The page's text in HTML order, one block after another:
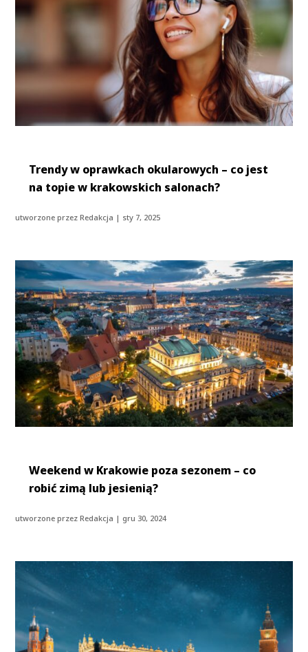
Trendy w oprawkach okularowych – co jest
na topie w krakowskich salonach?
utworzone przezRedakcja | sty 7, 2025
Weekend w Krakowie poza sezonem – co
robić zimą lub jesienią?
utworzone przezRedakcja | gru 30, 2024